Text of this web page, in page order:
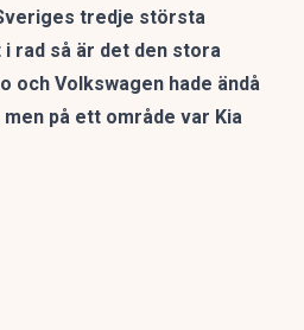
tredje största
rad så är det den stora
och Volkswagen hade ändå
på ett område var Kia